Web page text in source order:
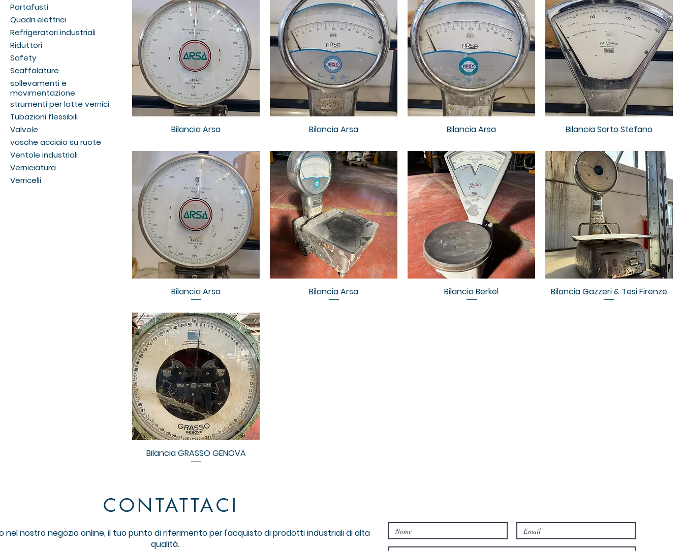
Portafusti
Quadri elettrici
Refrigeratori industriali
Riduttori
Safety
Scaffalature
sollevamenti e
movimentazione
strumenti per latte vernici
Tubazioni flessibili
Valvole
vasche acciaio su ruote
Ventole industriali
Verniciatura
Verricelli
Bilancia Arsa Bilancia Arsa Bilancia Arsa Bilancia Sarto Stefano
Bilancia Arsa Bilancia Arsa Bilancia Berkel Bilancia Gazzeri & Tesi Firenze
Bilancia GRASSO GENOVA
CONTATTACI
nel nostro negozio online, il tuo punto di riferimento per l'acquisto di prodotti industriali di alta
qualità.